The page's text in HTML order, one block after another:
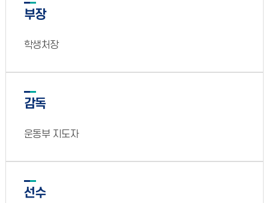
부장
학생처장
감독
운동부 지도자
선수